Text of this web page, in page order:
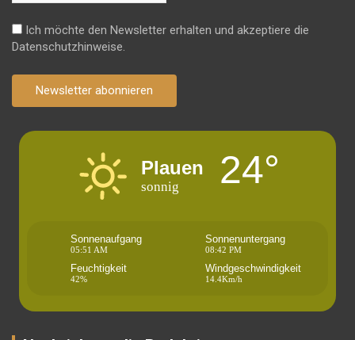
Ich möchte den Newsletter erhalten und akzeptiere die
Datenschutzhinweise.
Newsletter abonnieren
Plauen
sonnig 24°
Sonnenaufgang
05:51 AM
Sonnenuntergang
08:42 PM
Feuchtigkeit
42%
Windgeschwindigkeit
14.4Km/h